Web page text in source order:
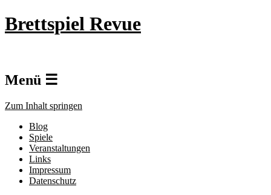
Brettspiel Revue
Menü ☰
Zum Inhalt springen
Blog
Spiele
Veranstaltungen
Links
Impressum
Datenschutz